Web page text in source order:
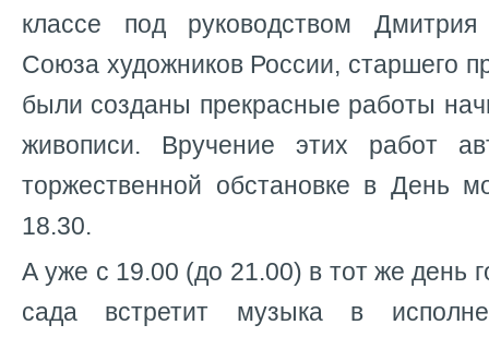
классе под руководством
Союза художников России, старшего
были созданы прекрасные работы
живописи. Вручение этих работ
торжественной обстановке в День
18.30.
А уже с 19.00 (до 21.00) в тот же день
сада встретит музыка в